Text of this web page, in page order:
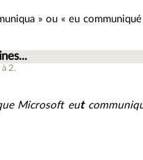
» ou « eu
à 2.
Microsoft eut